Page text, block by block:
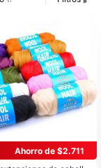
Ahorro de $2.711